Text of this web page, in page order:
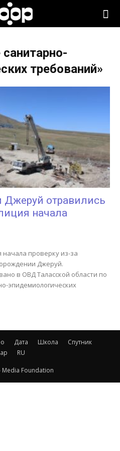
требований»
Джеруй отравились
начала
начала проверку из-за
Джеруй.
в ОВД Таласской области по
эпидемиологических
Дата Школа
Спутник
RU
Foundation